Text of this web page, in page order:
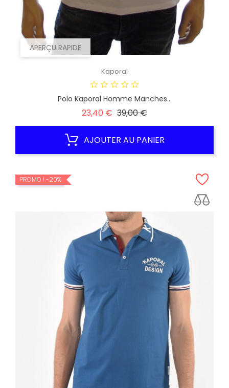
APERÇU RAPIDE
Kaporal
Polo Kaporal Homme Manches...
23,40 € Prix
39,00 €Prix
AJOUTER AU PANIER
PROMO ! -20%